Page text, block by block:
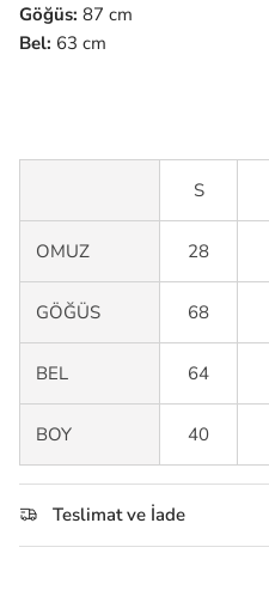
Göğüs: 87 cm
Bel: 63 cm
S
OMUZ 28
GÖĞÜS 68
BEL 64
BOY 40
Teslimat ve İade